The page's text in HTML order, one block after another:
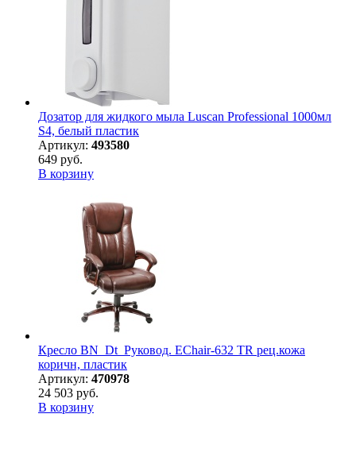
Дозатор для жидкого мыла Luscan Professional 1000мл
S4, белый пластик
Артикул: 493580
649 руб.
В корзину
Кресло BN_Dt_Руковод. EChair-632 TR рец.кожа
коричн, пластик
Артикул: 470978
24 503 руб.
В корзину